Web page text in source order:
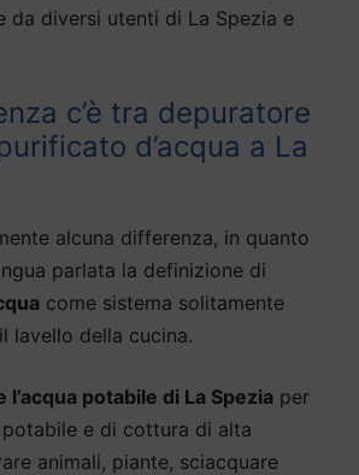
da diversi utenti di La Spezia e
c’è tra depuratore
d’acqua a La
alcuna differenza, in quanto
parlata la definizione di
come sistema solitamente
lavello della cucina.
l’acqua potabile di La Spezia per
e di cottura di alta
animali, piante, sciacquare